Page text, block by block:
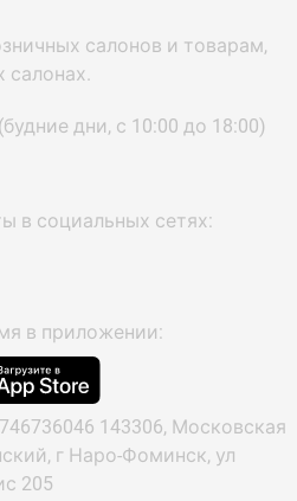
салонов и товарам,
салонах.
дни, с 10:00 до 18:00)
в социальных сетях:
в приложении:
143306, Московская
г Наро-Фоминск, ул
205